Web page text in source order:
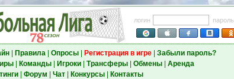
логин
пароль
| Правила| Опросы| Регистрация в игре| Забыли пароль?
| Команды| Игроки| Трансферы| Обмены| Аренда
| Форум Чат| Конкурсы| Контакты